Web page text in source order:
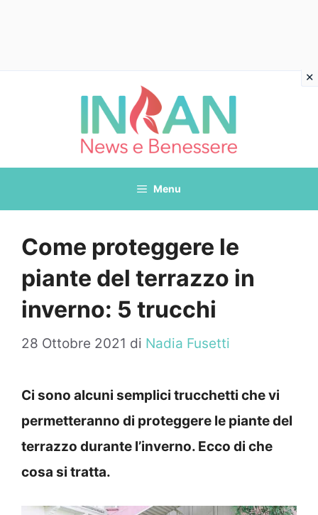
Menu
Come proteggere le
piante del terrazzo in
inverno: 5 trucchi
28 Ottobre 2021 di Nadia Fusetti
Ci sono alcuni semplici trucchetti che vi
permetteranno di proteggere le piante del
terrazzo durante l’inverno. Ecco di che
cosa si tratta.